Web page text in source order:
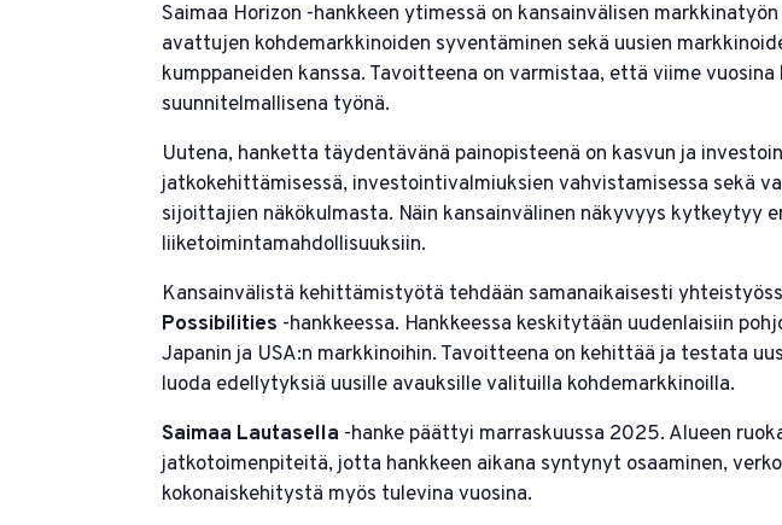
Saimaa Horizon -hankkeen ytimessä on kansainvälisen
avattujen kohdemarkkinoiden syventäminen sekä uusien
kumppaneiden kanssa. Tavoitteena on varmistaa, että viime
suunnitelmallisena työnä.
Uutena, hanketta täydentävänä painopisteenä on kasvun ja
jatkokehittämisessä, investointivalmiuksien vahvistamisessa sekä
sijoittajien näkökulmasta. Näin kansainvälinen näkyvyys
liiketoimintamahdollisuuksiin.
Kansainvälistä kehittämistyötä tehdään samanaikaisesti
Possibilities -hankkeessa. Hankkeessa keskitytään uudenlaisiin
Japanin ja USA:n markkinoihin. Tavoitteena on kehittää ja testata
luoda edellytyksiä uusille avauksille valituilla kohdemarkkinoilla.
Saimaa Lautasella -hanke päättyi marraskuussa 2025. Alueen
jatkotoimenpiteitä, jotta hankkeen aikana syntynyt osaaminen,
kokonaiskehitystä myös tulevina vuosina.